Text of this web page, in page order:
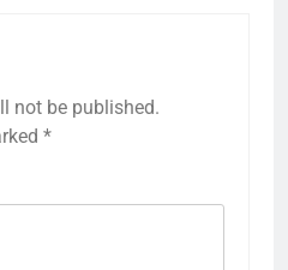
not be published.
*